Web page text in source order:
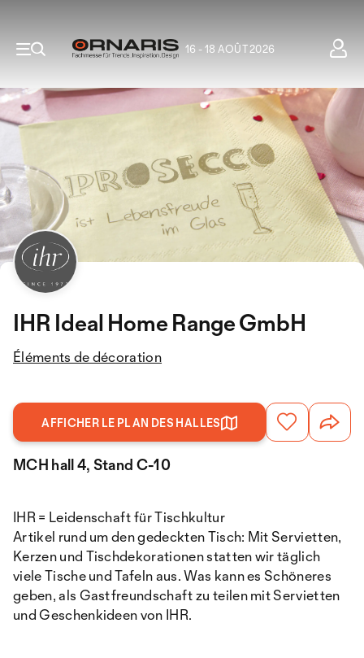
16 - 18 AOÛT 2026
IHR Ideal Home Range GmbH
Éléments de décoration
AFFICHER LE PLAN DES HALLES
MCH hall 4, Stand C-10
IHR = Leidenschaft für Tischkultur
Artikel rund um den gedeckten Tisch: Mit Servietten,
Kerzen und Tischdekorationen statten wir täglich
viele Tische und Tafeln aus. Was kann es Schöneres
geben, als Gastfreundschaft zu teilen mit Servietten
und Geschenkideen von IHR.